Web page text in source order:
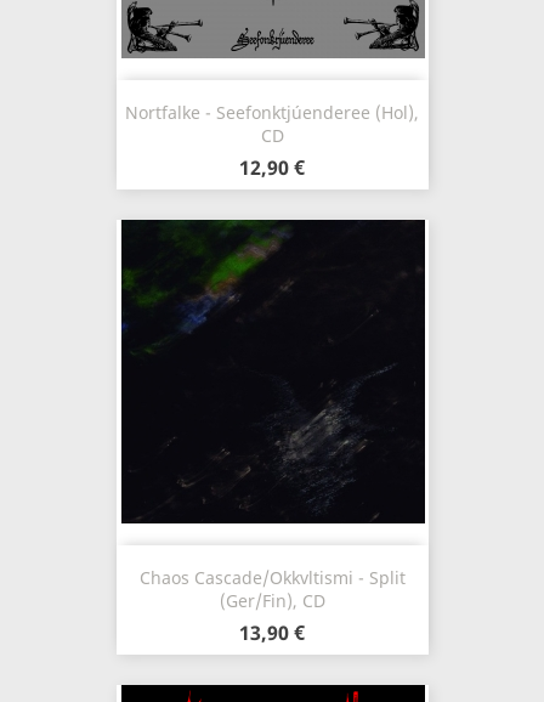
Nortfalke - Seefonktjúenderee (Hol),
CD
12,90 €
Chaos Cascade/Okkvltismi - Split
(Ger/Fin), CD
13,90 €